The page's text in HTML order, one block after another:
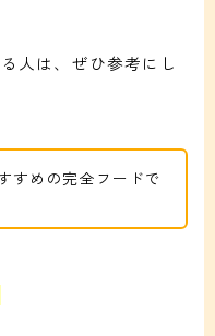
人は、ぜひ参考にし
すめの完全フードで